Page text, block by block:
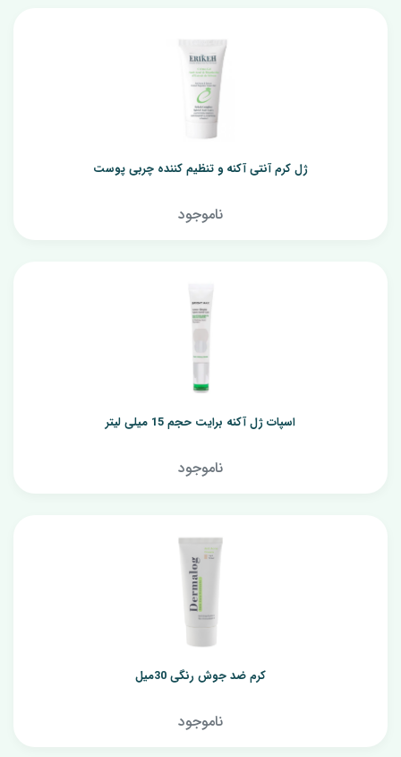
ژل کرم آنتی آکنه و تنظیم کننده چربی پوست
ناموجود
اسپات ژل آکنه برایت حجم 15 میلی لیتر
ناموجود
کرم ضد جوش رنگی 30میل
ناموجود